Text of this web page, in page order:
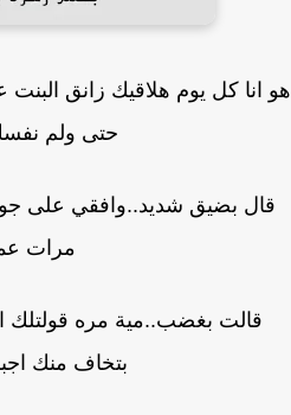
انا كل يوم هلاقيك زانق البنت
حتى ولم نفسك
بضيق شديد..وافقي على
مرات
قالت بغضب..مية مره قولتلك
بتخاف منك